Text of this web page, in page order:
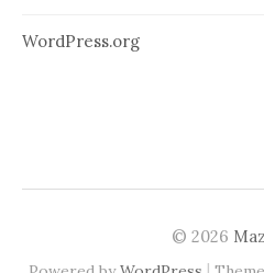
WordPress.org
© 2026
|